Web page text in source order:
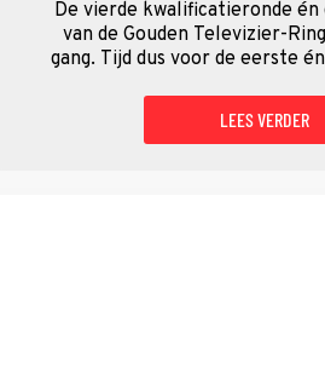
De vierde kwalificatieronde
van de Gouden Televizier-
gang. Tijd dus voor de eerste
LEES VERDER